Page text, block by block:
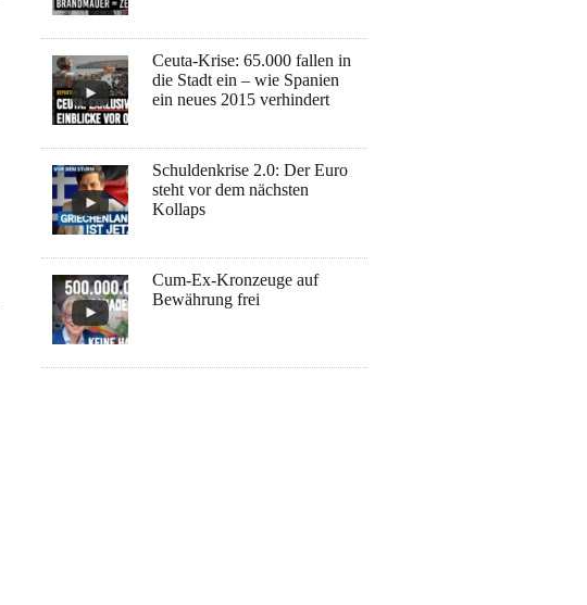
Ceuta-Krise: 65.000 fallen in
die Stadt ein – wie Spanien
ein neues 2015 verhindert
Schuldenkrise 2.0: Der Euro
steht vor dem nächsten
Kollaps
Cum-Ex-Kronzeuge auf
Bewährung frei